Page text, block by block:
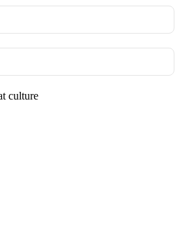
culture